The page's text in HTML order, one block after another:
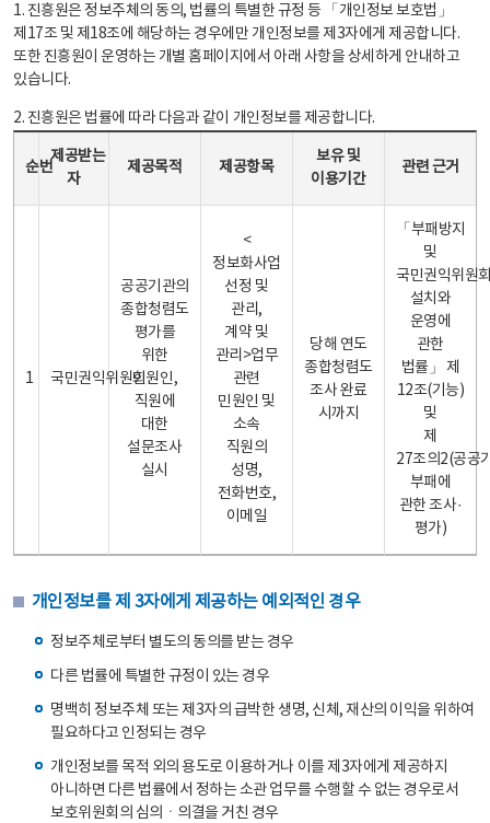
1. 진흥원은 정보주체의 동의, 법률의 특별한 규정 등 「개인정보 보호법」
제17조 및 제18조에 해당하는 경우에만 개인정보를 제3자에게 제공합니다.
또한 진흥원이 운영하는 개별 홈페이지에서 아래 사항을 상세하게 안내하고
있습니다.
2. 진흥원은 법률에 따라 다음과 같이 개인정보를 제공합니다.
순번
제공받는
자
제공목적 제공항목
보유 및
이용기간
관련 근거
1 국민권익위원회
공공기관의
종합청렴도
평가를
위한
민원인,
직원에
대한
설문조사
실시
<
정보화사업
선정 및
관리,
계약 및
관리>업무
관련
민원인 및
소속
직원의
성명,
전화번호,
이메일
당해 연도
종합청렴도
조사 완료
시까지
「부패방지
및
국민권익위원
설치와
운영에
관한
법률」 제
12조(기능)
및
제
27조의2(공공
부패에
관한 조사·
평가)
개인정보를 제 3자에게 제공하는 예외적인 경우
정보주체로부터 별도의 동의를 받는 경우
다른 법률에 특별한 규정이 있는 경우
명백히 정보주체 또는 제3자의 급박한 생명, 신체, 재산의 이익을 위하여
필요하다고 인정되는 경우
개인정보를 목적 외의 용도로 이용하거나 이를 제3자에게 제공하지
아니하면 다른 법률에서 정하는 소관 업무를 수행할 수 없는 경우로서
보호위원회의 심의ㆍ의결을 거친 경우